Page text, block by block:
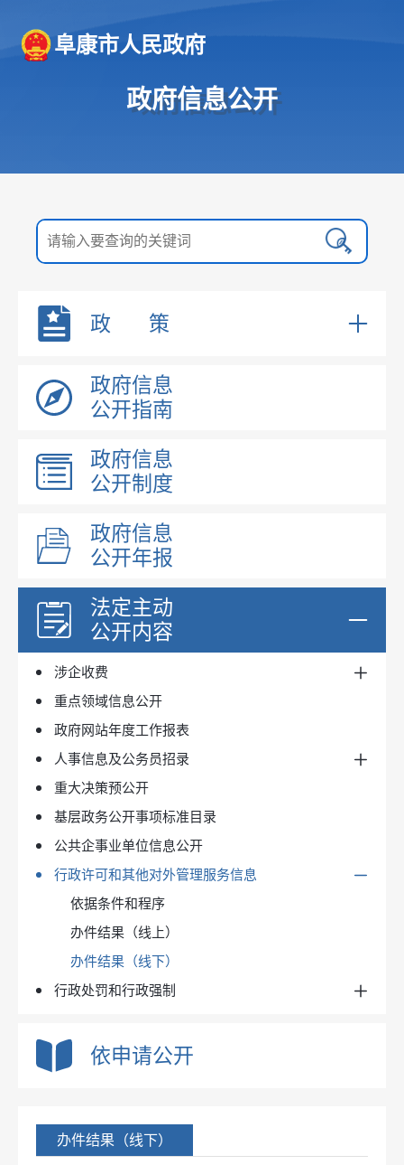
阜康市人民政府
政府信息公开
政 策
自治区文件
政府规章
阜康市文件
政府办文件
政府信息
公开指南
政府信息
公开制度
政府信息
公开年报
法定主动
公开内容
机构职能
规划信息
国民经济和社会发展规划
专项规划
政府工作报告
建议提案办理
政协提案
重大会议信息
重大政策转载
财政信息
2017年度预算及三公经费
2017年度决算
2018年度预算及三公经费
2018年度决算
2019年度预算及三公经费
2019年度决算
2020年度预算及三公经费
2020年度决算
2021年度预算及三公经费
2021年度决算
2022年度预算及三公经费
2022年度决算
2023年度预算及三公经费
2023年度决算
2024年度预算及三公经费
2025年度预算及三公经费
权责清单
新闻发布会
政府集中采购
昌吉州公共资源交易网
目录标准
实施情况
涉企收费
政府性基金
行政事业性收费
收费清单
重点领域信息公开
政府网站年度工作报表
人事信息及公务员招录
人事任免
公务员招录
重大决策预公开
基层政务公开事项标准目录
公共企事业单位信息公开
行政许可和其他对外管理服务信息
依据条件和程序
办件结果（线上）
办件结果（线下）
行政处罚和行政强制
处罚/强制决定（线上）
依申请公开
办件结果（线下）